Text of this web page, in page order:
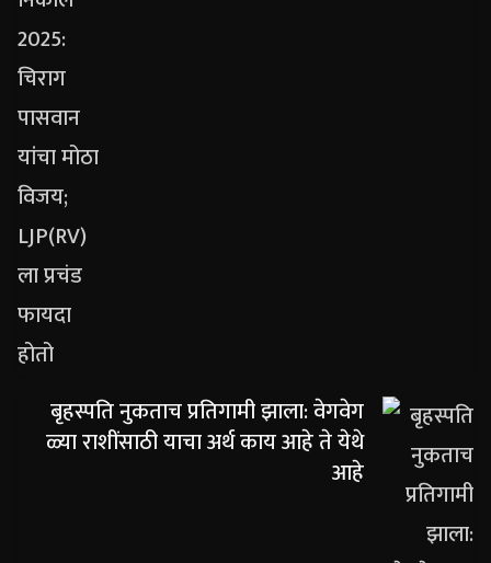
बृहस्पति नुकताच प्रतिगामी झाला: वेगवेग
ळ्या राशींसाठी याचा अर्थ काय आहे ते येथे
आहे